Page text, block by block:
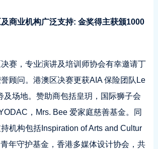
及商业机构广泛支持: 金奖得主获颁1000
赛，专业演讲及培训师协会有幸邀请丁
顾问。港澳区决赛更获AIA 保险团队Le
及场地。赞助商包括皇玥，国际狮子会
，Mrs. Bee 爱家庭慈善基金。同
机构包括Inspiration of Arts and Cultur
年守护基金，香港多媒体设计协会，共